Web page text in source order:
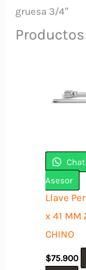
gruesa 3/4″
Asesor
Llave
x 41 MM
CHINO
$75.900